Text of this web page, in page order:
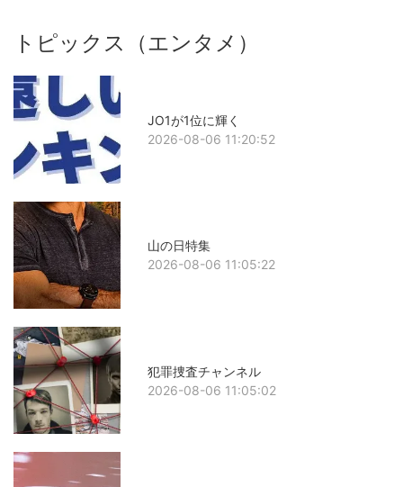
トピックス（エンタメ）
JO1が1位に輝く
2026-08-06 11:20:52
山の日特集
2026-08-06 11:05:22
犯罪捜査チャンネル
2026-08-06 11:05:02